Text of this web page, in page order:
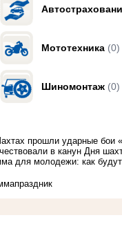
Мототехника (0)
Шиномонтаж (0)
прошли ударные бои
в канун Дня
для молодежи: как
праздник